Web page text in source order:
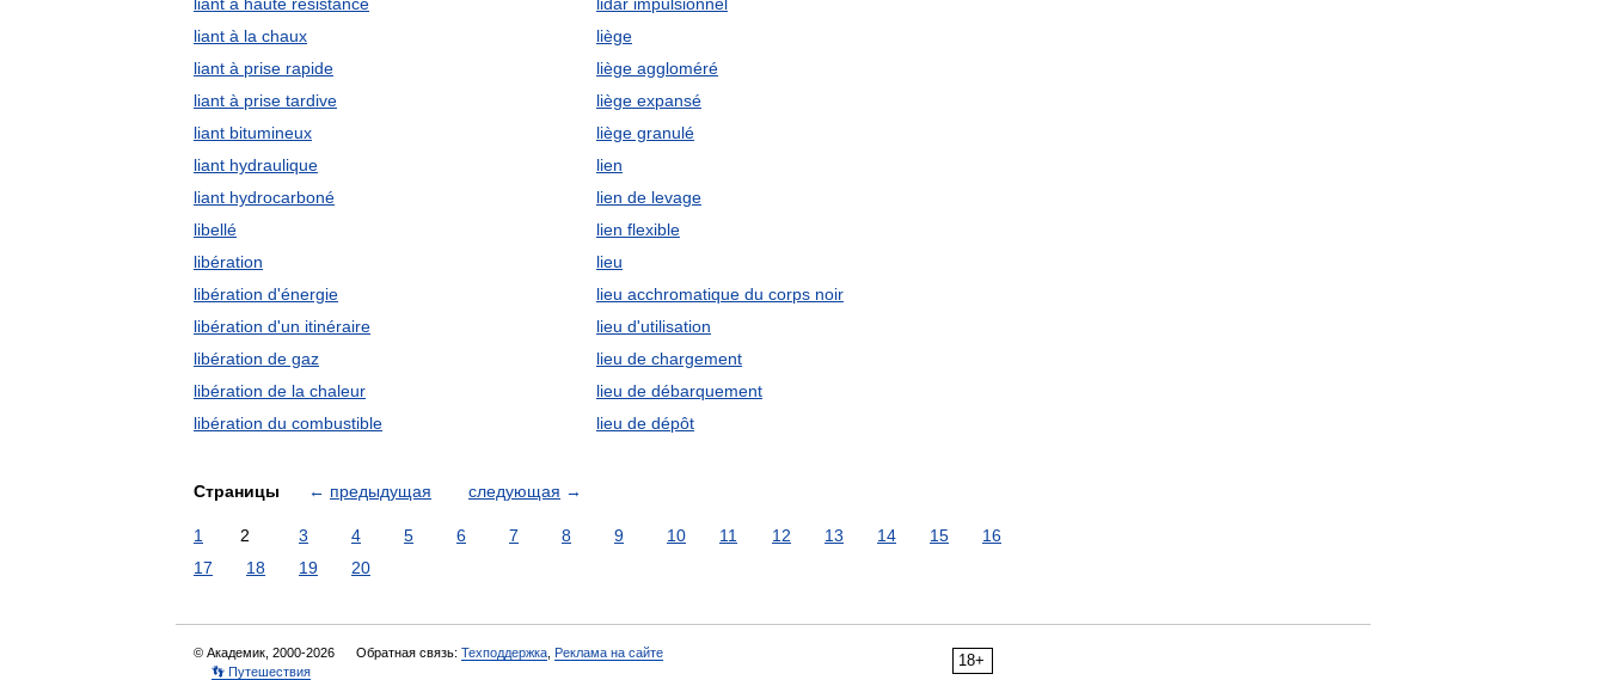
liant à la chaux
liant à prise rapide
liant à prise tardive
liant bitumineux
liant hydraulique
liant hydrocarboné
libellé
libération
libération d'énergie
libération d'un itinéraire
libération de gaz
libération de la chaleur
libération du combustible
liège
liège aggloméré
liège expansé
liège granulé
lien
lien de levage
lien flexible
lieu
lieu acchromatique du corps noir
lieu d'utilisation
lieu de chargement
lieu de débarquement
lieu de dépôt
Страницы ← предыдущая следующая →
1 2 3 4 5 6 7 8 9 10 11 12 13 14 15
16
17
18 19 20
18+
© Академик, 2000-2026 Обратная связь: Техподдержка Реклама на сайте
👣 Путешествия